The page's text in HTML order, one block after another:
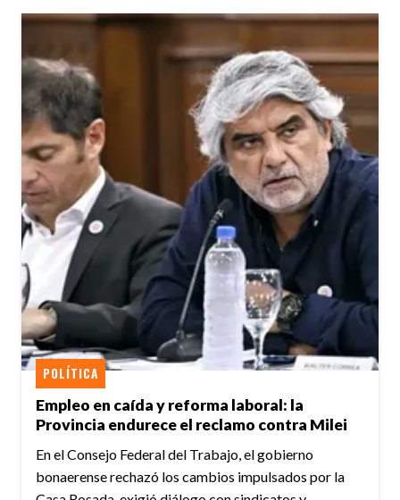
Empleo en caída y reforma laboral: la
Provincia endurece el reclamo contra Milei
POLÍTICA
En el Consejo Federal del Trabajo, el gobierno
bonaerense rechazó los cambios impulsados por la